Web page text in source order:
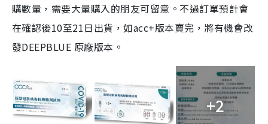
購數量，需要大量購入的朋友可留意。不過訂單預計會
在確認後10至21日出貨，如acc+版本賣完，將有機會改
發DEEPBLUE 原廠版本。
+2